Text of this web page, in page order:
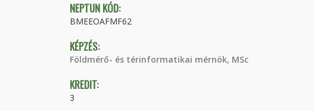
NEPTUN KÓD:
BMEEOAFMF62
KÉPZÉS:
Földmérő- és térinformatikai mérnök, MSc
KREDIT:
3